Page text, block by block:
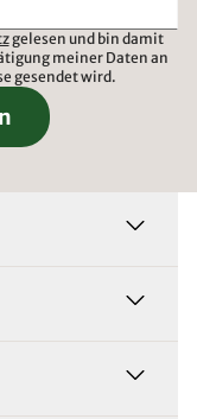
gelesen und bin damit
meiner Daten an
gesendet wird.